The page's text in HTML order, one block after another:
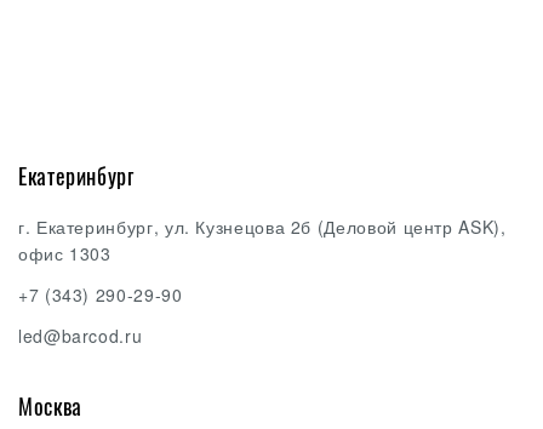
Екатеринбург
г. Екатеринбург, ул. Кузнецова 2б (Деловой центр ASK),
офис 1303
+7 (343) 290-29-90
led@barcod.ru
Москва